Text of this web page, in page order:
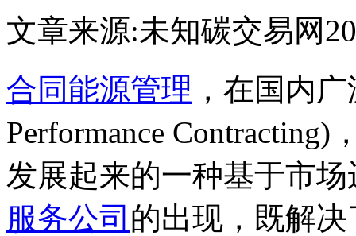
文章来源:未知碳交易网
合同能源管理 ，在国内
Performance
发展起来的一种基于市
服务公司 的出现，既解